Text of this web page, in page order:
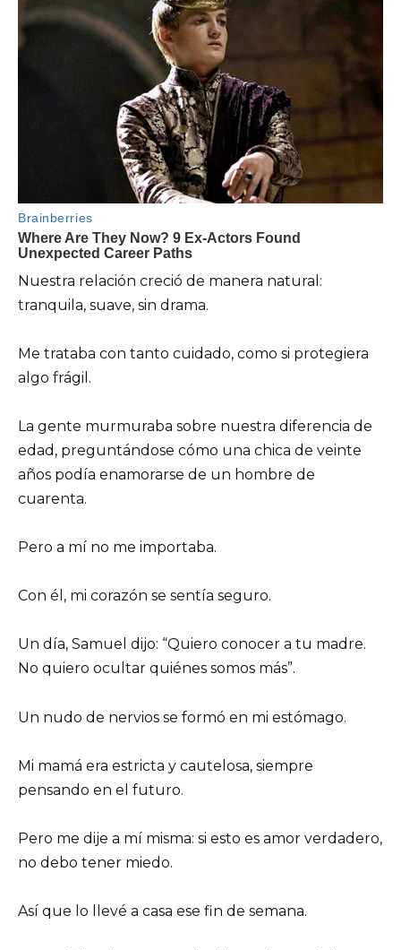
Nuestra relación creció de manera natural:
tranquila, suave, sin drama.
Me trataba con tanto cuidado, como si protegiera
algo frágil.
La gente murmuraba sobre nuestra diferencia de
edad, preguntándose cómo una chica de veinte
años podía enamorarse de un hombre de
cuarenta.
Pero a mí no me importaba.
Con él, mi corazón se sentía seguro.
Un día, Samuel dijo: “Quiero conocer a tu madre.
No quiero ocultar quiénes somos más”.
Un nudo de nervios se formó en mi estómago.
Mi mamá era estricta y cautelosa, siempre
pensando en el futuro.
Pero me dije a mí misma: si esto es amor verdadero,
no debo tener miedo.
Así que lo llevé a casa ese fin de semana.